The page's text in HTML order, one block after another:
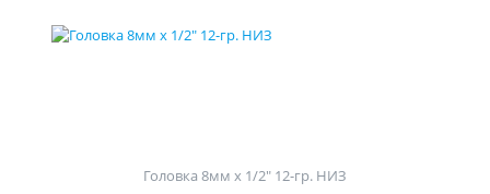
Головка 8мм х 1/2" 12-гр. НИЗ